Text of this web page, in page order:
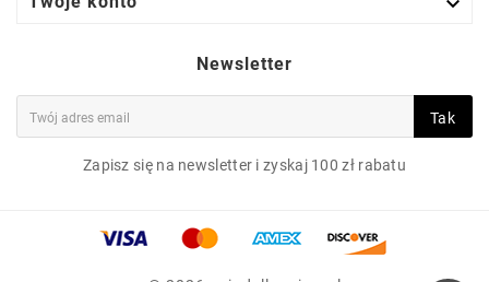
Newsletter
Tak
Zapisz się na newsletter i zyskaj 100 zł rabatu